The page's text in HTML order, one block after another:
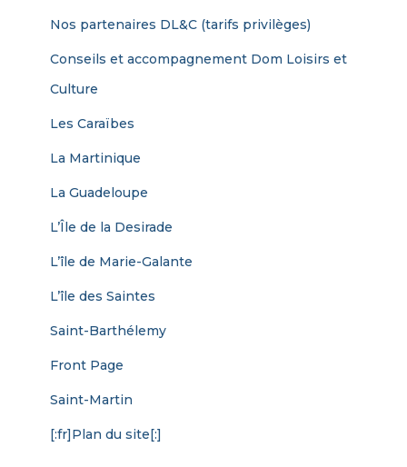
Nos partenaires DL&C (tarifs privilèges)
Conseils et accompagnement Dom Loisirs et
Culture
Les Caraïbes
La Martinique
La Guadeloupe
L’Île de la Desirade
L’île de Marie-Galante
L’île des Saintes
Saint-Barthélemy
Front Page
Saint-Martin
[:fr]Plan du site[:]